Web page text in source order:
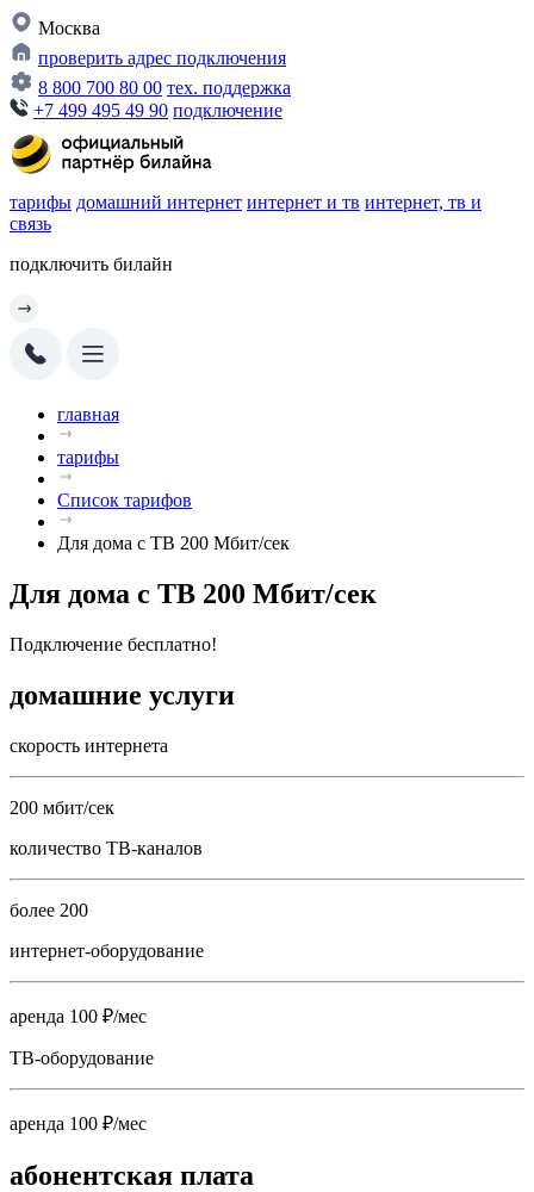
Москва
проверить адрес подключения
8 800 700 80 00 тех. поддержка
+7 499 495 49 90 подключение
тарифы домашний интернет интернет и тв интернет, тв и
связь
подключить билайн
главная
тарифы
Список тарифов
Для дома с ТВ 200 Мбит/сек
Для дома с ТВ 200 Мбит/сек
Подключение бесплатно!
домашние услуги
скорость интернета
200 мбит/сек
количество ТВ-каналов
более 200
интернет-оборудование
аренда 100 ₽/мес
ТВ-оборудование
аренда 100 ₽/мес
абонентская плата